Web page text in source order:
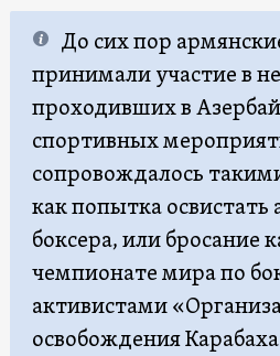
До сих пор
принимали участие в
проходивших в
спортивных
сопровождалось
как попытка освистать
боксера, или бросание
чемпионате мира по
активистами
освобождения